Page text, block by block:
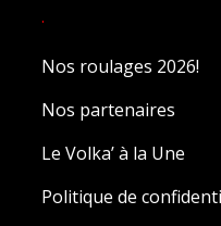
.
Nos roulages 2026!
Nos partenaires
Le Volka’ à la Une
Politique de